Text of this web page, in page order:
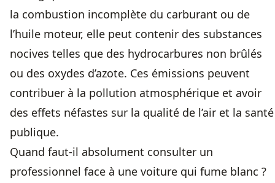
la combustion incomplète du carburant ou de
l’huile moteur, elle peut contenir des substances
nocives telles que des hydrocarbures non brûlés
ou des oxydes d’azote. Ces émissions peuvent
contribuer à la pollution atmosphérique et avoir
des effets néfastes sur la qualité de l’air et la santé
publique.
Quand faut-il absolument consulter un
professionnel face à une voiture qui fume blanc ?